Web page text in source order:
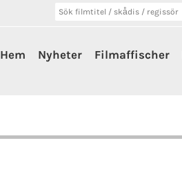
Hem Nyheter Filmaffischer